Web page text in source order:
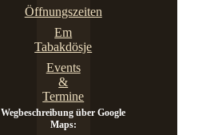
Öffnungszeiten
Em
Tabakdösje
Events
&
Termine
Wegbeschreibung über Google
Maps: